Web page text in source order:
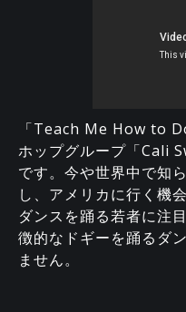
「Teach Me How to
ホップグループ「Cali
です。今や世界中で知
し、アメリカに行く機
ダンスを踊る若者に注
徴的なドギーを踊るダ
ません。